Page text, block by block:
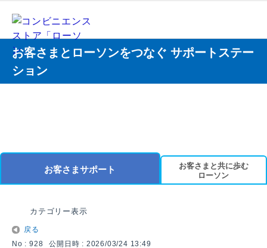
お客さまとローソンをつなぐ サポートステー
ション
お客さまサポート
お客さまと共に歩む
ローソン
カテゴリー表示
戻る
No : 928
公開日時 : 2026/03/24 13:49